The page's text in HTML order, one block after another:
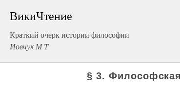
ВикиЧтение
Краткий очерк истории философии
Иовчук М Т
§ 3.